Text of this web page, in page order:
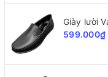
Giày lười
599.000₫